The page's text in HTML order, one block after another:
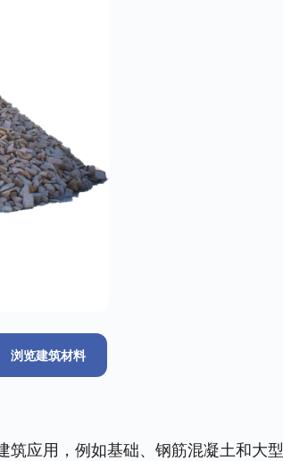
浏览建筑材料
筑应用，例如基础、钢筋混凝土和大型